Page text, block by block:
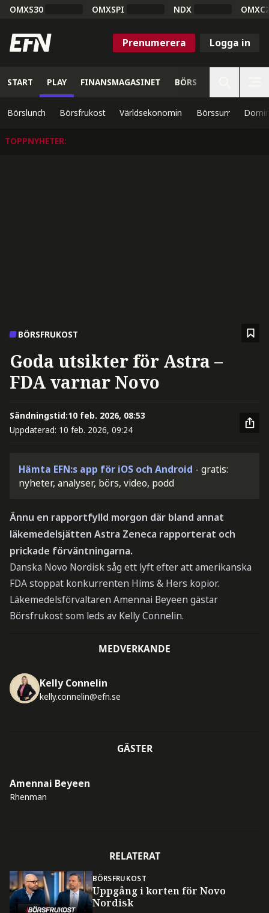
OMXS30 OMXSPI NDX
Prenumerera Logga in
START PLAY FINANSMAGASINET BÖRS
Börslunch Börsfrukost Världsekonomin Börssurr
TOPPNYHETER:
BÖRSFRUKOST
Goda utsikter för Astra –
FDA varnar Novo
Sändningstid:10 feb. 2026, 08:53
Uppdaterad: 10 feb. 2026, 09:24
Hämta EFN:s app för iOS och Android - gratis:
nyheter, analyser, börs, video, podd
Ännu en rapportfylld morgon där bland annat
läkemedelsjätten Astra Zeneca rapporterat och
prickade förväntningarna.
Danska Novo Nordisk såg ett lyft efter att amerikanska
FDA stoppat konkurrenten Hims & Hers kopior.
Läkemedelsförvaltaren Amennai Beyeen gästar
Börsfrukost som leds av Kelly Connelin.
MEDVERKANDE
Kelly Connelin
kelly.connelin@efn.se
GÄSTER
Amennai Beyeen
Rhenman
RELATERAT
BÖRSFRUKOST
Uppgång i korten för Novo
Nordisk